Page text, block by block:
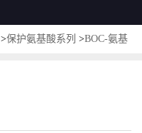
>保护氨基酸系列 >BOC-氨基